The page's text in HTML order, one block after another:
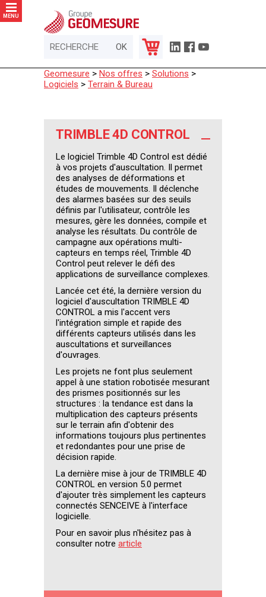
MENU
Geomesure > Nos offres > Solutions >
Logiciels > Terrain & Bureau
TRIMBLE 4D CONTROL
Le logiciel Trimble 4D Control est dédié
à vos projets d'auscultation. Il permet
des analyses de déformations et
études de mouvements. Il déclenche
des alarmes basées sur des seuils
définis par l'utilisateur, contrôle les
mesures, gère les données, compile et
analyse les résultats. Du contrôle de
campagne aux opérations multi-
capteurs en temps réel, Trimble 4D
Control peut relever le défi des
applications de surveillance complexes.
Lancée cet été, la dernière version du
logiciel d'auscultation TRIMBLE 4D
CONTROL a mis l'accent vers
l'intégration simple et rapide des
différents capteurs utilisés dans les
auscultations et surveillances
d'ouvrages.
Les projets ne font plus seulement
appel à une station robotisée mesurant
des prismes positionnés sur les
structures : la tendance est dans la
multiplication des capteurs présents
sur le terrain afin d'obtenir des
informations toujours plus pertinentes
et redondantes pour une prise de
décision rapide.
La dernière mise à jour de TRIMBLE 4D
CONTROL en version 5.0 permet
d'ajouter très simplement les capteurs
connectés SENCEIVE à l'interface
logicielle.
Pour en savoir plus n'hésitez pas à
consulter notre article
Panneau de gestion des cookies